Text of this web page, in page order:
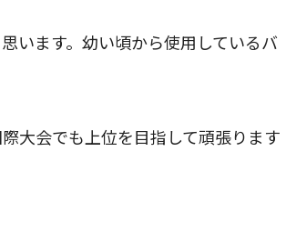
います。幼い頃から使用しているバ
大会でも上位を目指して頑張ります